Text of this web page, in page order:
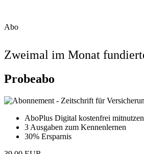
Abo
Zweimal im Monat
Probeabo
AboPlus Digital kostenfrei mitnutzen
3 Ausgaben zum Kennenlernen
30% Ersparnis